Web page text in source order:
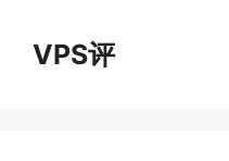
VPS评